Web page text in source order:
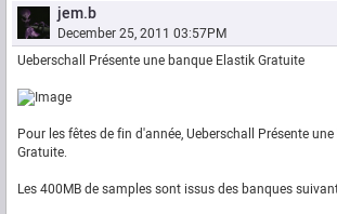
jem.b
December 25, 2011 03:57PM
Ueberschall Présente une banque Elastik Gratuite
Pour les fêtes de fin d'année, Ueberschall Présente
Gratuite.
Les 400MB de samples sont issus des banques